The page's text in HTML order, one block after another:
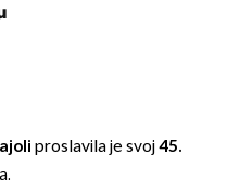
proslavila je svoj45.